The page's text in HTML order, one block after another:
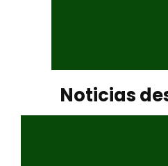
Noticias